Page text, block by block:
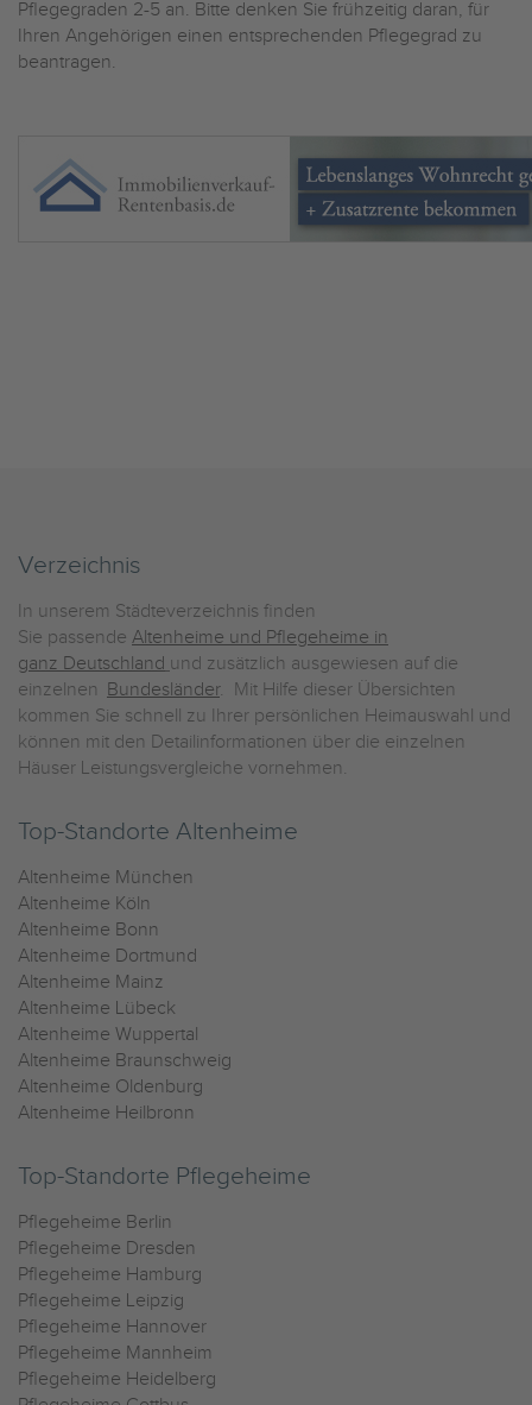
Pflegegraden 2-5 an. Bitte denken Sie frühzeitig daran, für
Ihren Angehörigen einen entsprechenden Pflegegrad zu
beantragen.
Verzeichnis
In unserem Städteverzeichnis finden
Sie passende Altenheime und Pflegeheime in
ganz Deutschland und zusätzlich ausgewiesen auf die
einzelnen Bundesländer. Mit Hilfe dieser Übersichten
kommen Sie schnell zu Ihrer persönlichen Heimauswahl und
können mit den Detailinformationen über die einzelnen
Häuser Leistungsvergleiche vornehmen.
Top-Standorte Altenheime
Altenheime München
Altenheime Köln
Altenheime Bonn
Altenheime Dortmund
Altenheime Mainz
Altenheime Lübeck
Altenheime Wuppertal
Altenheime Braunschweig
Altenheime Oldenburg
Altenheime Heilbronn
Top-Standorte Pflegeheime
Pflegeheime Berlin
Pflegeheime Dresden
Pflegeheime Hamburg
Pflegeheime Leipzig
Pflegeheime Hannover
Pflegeheime Mannheim
Pflegeheime Heidelberg